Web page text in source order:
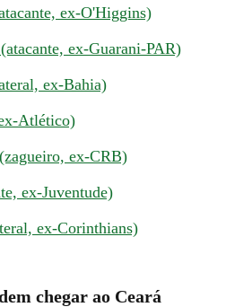
ex-O'Higgins)
ex-Guarani-PAR)
ex-Bahia)
Atlético)
ex-CRB)
ex-Juventude)
ex-Corinthians)
chegar ao Ceará